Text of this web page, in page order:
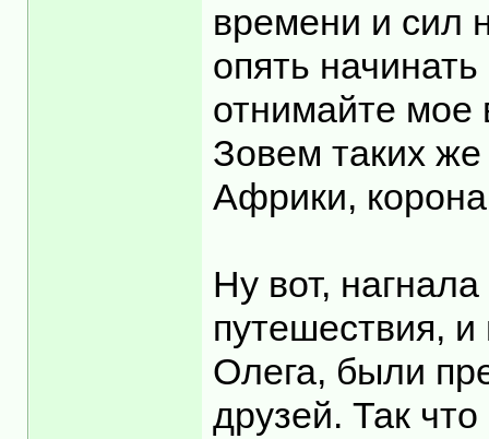
времени и сил
опять
отнимайте мое
Зовем таких
Африки,
Ну вот,
путешествия,
Олега, были
друзей. Так